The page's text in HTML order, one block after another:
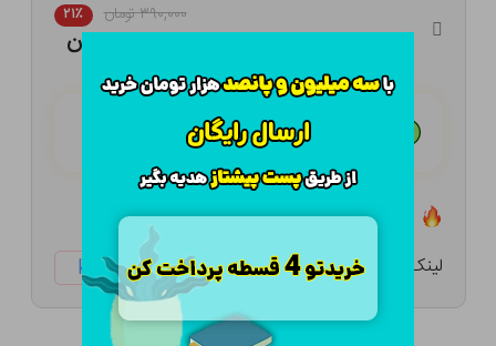
۳۹۰,۰۰۰ تومان ۲۱٪
۳۰۸,۱۰۰ تومان
هـر قسط با تــرب‌پــی:
تعداد ۹ عدد در انبار موجود است
لینک کوتاه: ketabtala.com/sbp-29822